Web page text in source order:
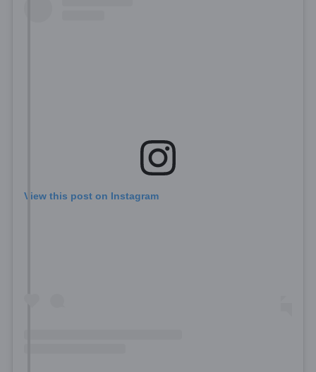
View this post on Instagram